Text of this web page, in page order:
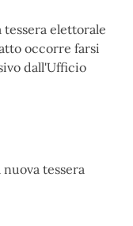
tessera elettorale
occorre farsi
dall'Ufficio
tessera